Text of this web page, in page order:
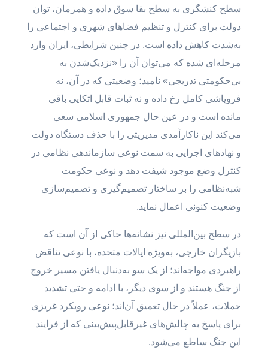
سطح کنشگری به سطح بقا سوق داده و همزمان، توان
دولت برای کنترل و تنظیم فضاهای شهری و اجتماعی را
به‌شدت کاهش داده است. در چنین شرایطی، ایران وارد
مرحله‌ای شده که می‌توان آن را «نزدیک‌شدن به
بی‌حکومتی تدریجی» نامید؛ وضعیتی که در آن، نه
فروپاشی کامل رخ داده و نه ثبات قابل اتکایی باقی
مانده است و در عین حال جمهوری اسلامی سعی
می‌کند این ناکارآمدی مدیریتی را با حذف دستگاه دولت
و نهادهای اجرایی به سمت نوعی سازماندهی نظامی در
کنترل وضع موجود شیفت دهد و نوعی حکومت
شبه‌نظامی را بر ساختار تصمیم‌گیری و تصمیم‌سازی
وضعیت کنونی اعمال نماید.
در سطح بین‌المللی نیز نشانه‌ها حاکی از آن است که
بازیگران خارجی، به‌ویژه ایالات متحده، با نوعی تناقض
راهبردی مواجه‌اند؛ از یک سو به‌دنبال یافتن مسیر خروج
از جنگ هستند و از سوی دیگر، با ادامه و حتی تشدید
حملات، عملاً در حال تعمیق آن‌اند؛ نوعی رویکرد غریزی
برای پاسخ به چالش‌های غیرقابل‌پیش‌بینی که از فرایند
این جنگ ساطع می‌شود.